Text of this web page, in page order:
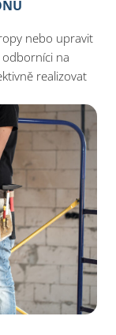
nebo upravit
na
realizovat